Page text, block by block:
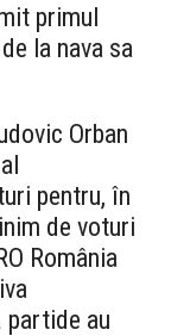
primul
la nava sa
Orban
pentru, în
de voturi
România
partide au